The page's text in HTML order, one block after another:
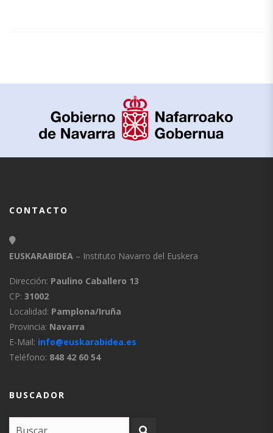
CONTACTO
EUSKARABIDEA – Instituto Navarro del Euskera
Dirección: Paulino Caballero 13
CP: 31002
Localidad: Pamplona/Iruña
Provincia: Navarra
E-Mail: info@euskarabidea.es
Teléfono: 848 42 60 54
BUSCADOR